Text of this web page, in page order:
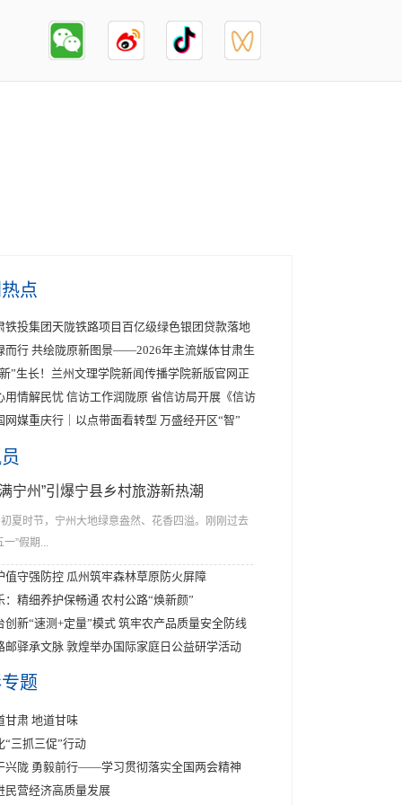
点
铁投集团天陇铁路项目百亿级绿色银团贷款落地
而行 共绘陇原新图景——2026年主流媒体甘肃生
”生长！兰州文理学院新闻传播学院新版官网正
用情解民忧 信访工作润陇原 省信访局开展《信访
网媒重庆行｜以点带面看转型 万盛经开区“智”
宁州”引爆宁县乡村旅游新热潮
初夏时节，宁州大地绿意盎然、花香四溢。刚刚过去
一”假期...
值守强防控 瓜州筑牢森林草原防火屏障
：精细养护保畅通 农村公路“焕新颜”
创新“速测+定量”模式 筑牢农产品质量安全防线
邮驿承文脉 敦煌举办国际家庭日公益研学活动
题
甘肃 地道甘味
“三抓三促”行动
兴陇 勇毅前行——学习贯彻落实全国两会精神
民营经济高质量发展